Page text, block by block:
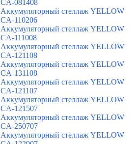
CA-081408
Аккумуляторный стеллаж YELLOW
CA-110206
Аккумуляторный стеллаж YELLOW
CA-111008
Аккумуляторный стеллаж YELLOW
CA-121108
Аккумуляторный стеллаж YELLOW
CA-131108
Аккумуляторный стеллаж YELLOW
CA-121107
Аккумуляторный стеллаж YELLOW
CA-121507
Аккумуляторный стеллаж YELLOW
CA-250707
Аккумуляторный стеллаж YELLOW